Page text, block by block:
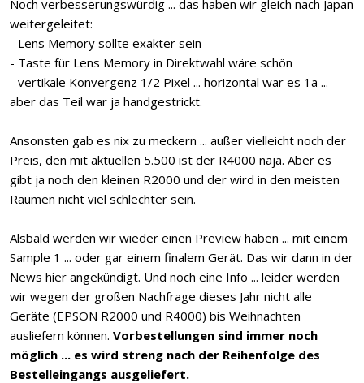
Noch verbesserungswürdig ... das haben wir gleich nach Japan
weitergeleitet:
- Lens Memory sollte exakter sein
- Taste für Lens Memory in Direktwahl wäre schön
- vertikale Konvergenz 1/2 Pixel ... horizontal war es 1a ...
aber das Teil war ja handgestrickt.
Ansonsten gab es nix zu meckern ... außer vielleicht noch der
Preis, den mit aktuellen 5.500 ist der R4000 naja. Aber es
gibt ja noch den kleinen R2000 und der wird in den meisten
Räumen nicht viel schlechter sein.
Alsbald werden wir wieder einen Preview haben ... mit einem
Sample 1 ... oder gar einem finalem Gerät. Das wir dann in der
News hier angekündigt. Und noch eine Info ... leider werden
wir wegen der großen Nachfrage dieses Jahr nicht alle
Geräte (EPSON R2000 und R4000) bis Weihnachten
ausliefern können. Vorbestellungen sind immer noch
möglich ... es wird streng nach der Reihenfolge des
Bestelleingangs ausgeliefert.